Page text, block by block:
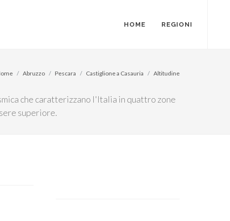
HOME REGIONI
che caratterizzano l'Italia in quattro zone
superiore.
Abruzzo Pescara Castiglione a Casauria Altitudine